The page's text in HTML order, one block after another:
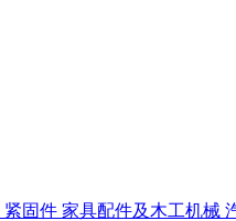
紧固件 家具配件及木工机械